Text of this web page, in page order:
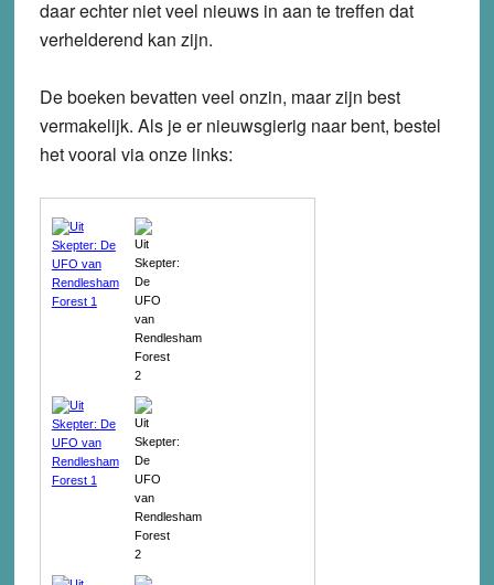
daar echter niet veel nieuws in aan te treffen dat
verhelderend kan zijn.
De boeken bevatten veel onzin, maar zijn best
vermakelijk. Als je er nieuwsgierig naar bent, bestel
het vooral via onze links: